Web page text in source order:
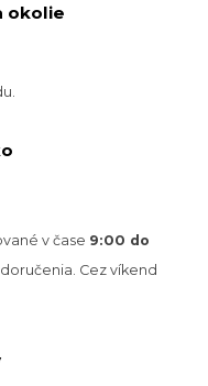
okolie
v čase 9:00 do
Cez víkend